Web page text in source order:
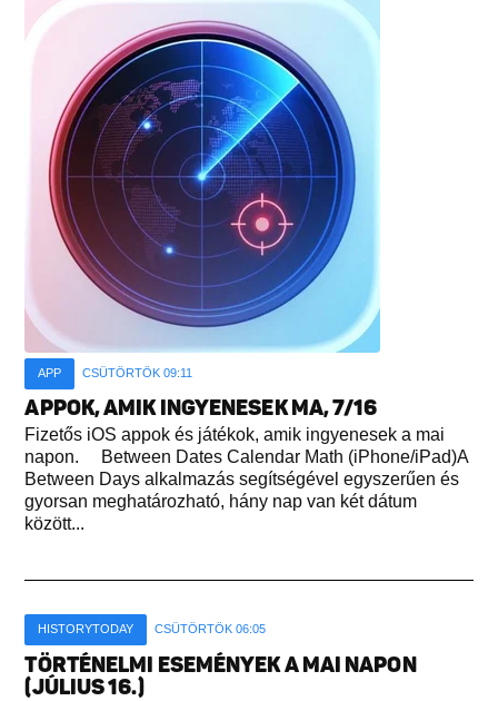
APP CSÜTÖRTÖK 09:11
APPOK, AMIK INGYENESEK MA, 7/16
Fizetős iOS appok és játékok, amik ingyenesek a mai
napon. Between Dates Calendar Math (iPhone/iPad)A
Between Days alkalmazás segítségével egyszerűen és
gyorsan meghatározható, hány nap van két dátum
között...
HISTORYTODAY CSÜTÖRTÖK 06:05
TÖRTÉNELMI ESEMÉNYEK A MAI NAPON
(JÚLIUS 16.)